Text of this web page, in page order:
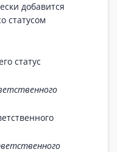
добавится
статусом